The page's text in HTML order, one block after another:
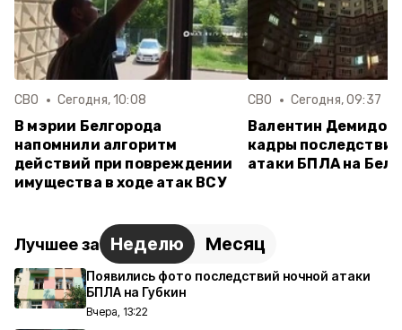
СВО Сегодня, 10:08
В мэрии Белгорода
напомнили алгоритм
действий при повреждении
имущества в ходе атак ВСУ
СВО Сегодня, 09:37
Валентин Демидов
кадры
атаки БПЛА на
Лучшее за Неделю Месяц
Появились фото последствий ночной атаки
БПЛА на Губкин
Вчера, 13:22